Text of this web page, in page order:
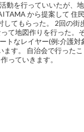
動を行っていいたが、
から提案して 住
てもらった。 2回の街
て地図作りを行った。
トなレイヤー(例:介護
す。 自治会で行った
っていきます。